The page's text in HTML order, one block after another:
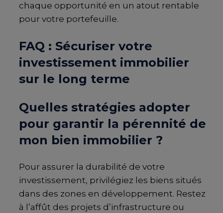
chaque opportunité en un atout rentable
pour votre portefeuille.
FAQ : Sécuriser votre
investissement immobilier
sur le long terme
Quelles stratégies adopter
pour garantir la pérennité de
mon bien immobilier ?
Pour assurer la durabilité de votre
investissement, privilégiez les biens situés
dans des zones en développement. Restez
à l’affût des projets d’infrastructure ou